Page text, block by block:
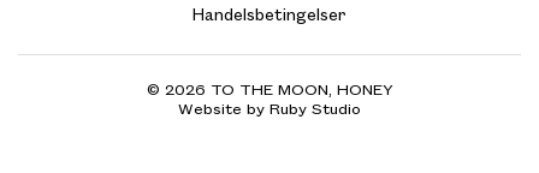
Handelsbetingelser
© 2026 TO THE MOON, HONEY
Website by Ruby Studio